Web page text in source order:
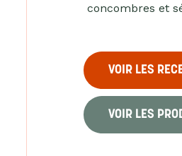
concombres et
VOIR LES
VOIR LES